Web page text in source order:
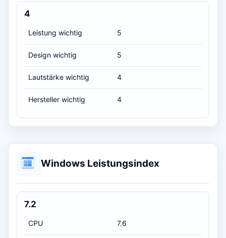
4
Leistung wichtig 5
Design wichtig 5
Lautstärke wichtig 4
Hersteller wichtig 4
Windows Leistungsindex
7.2
CPU 7.6